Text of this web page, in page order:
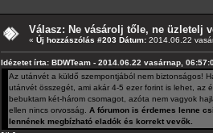
Válasz: Ne vásárolj tőle, ne üzletelj
« Új hozzászólás #203 Dátum: 2014.06.22
Idézetet írta: BDWTeam - 2014.06.22 vasárnap,
Az utánvét a küldő szempontjából nem biztonságos!
utánvét összegét, ami akár 4-5 ezer forint is lehet, az
bebuktam két-három csomagot, azóta nem vagyok
ellen nincs orvosság. A fórumon is érdemes lenne
lennének megbízható eladók és korrekt vevők.